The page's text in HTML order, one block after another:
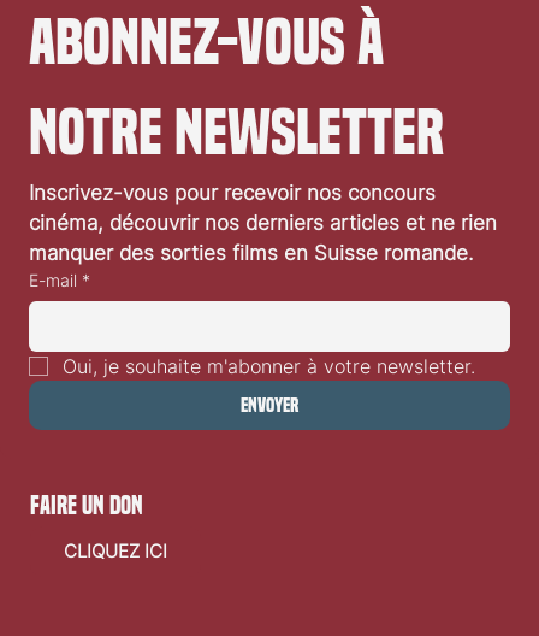
Festival de Locarno 2026: Dances With Wolves
Abonnez-vous à
notre newsletter
Inscrivez-vous pour recevoir nos concours
cinéma, découvrir nos derniers articles et ne rien
manquer des sorties films en Suisse romande.
E-mail *
Oui, je souhaite m'abonner à votre newsletter.
Envoyer
faire un don
CLIQUEZ ICI